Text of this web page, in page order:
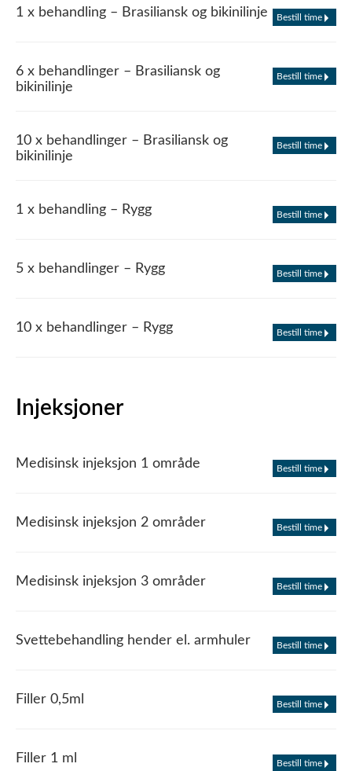
1 x behandling – Brasiliansk og bikinilinje Bestill time
6 x behandlinger – Brasiliansk og
bikinilinje
Bestill time
10 x behandlinger – Brasiliansk og
bikinilinje
Bestill time
1 x behandling – Rygg Bestill time
5 x behandlinger – Rygg Bestill time
10 x behandlinger – Rygg Bestill time
Injeksjoner
Medisinsk injeksjon 1 område Bestill time
Medisinsk injeksjon 2 områder Bestill time
Medisinsk injeksjon 3 områder Bestill time
Svettebehandling hender el. armhuler Bestill time
Filler 0,5ml Bestill time
Filler 1 ml Bestill time